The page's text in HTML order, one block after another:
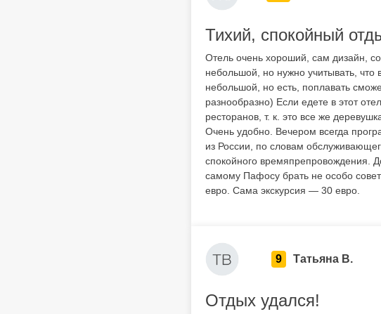
Тихий, спокойный
Отель очень хороший, сам дизайн,
небольшой, но нужно учитывать, что
небольшой, но есть, поплавать
разнообразно) Если едете в этот
ресторанов, т. к. это все же
Очень удобно. Вечером всегда
из России, по словам
спокойного времяпрепровождения.
самому Пафосу брать не особо
евро. Сама экскурсия — 30 евро.
9 Татьяна В.
Отдых удался!